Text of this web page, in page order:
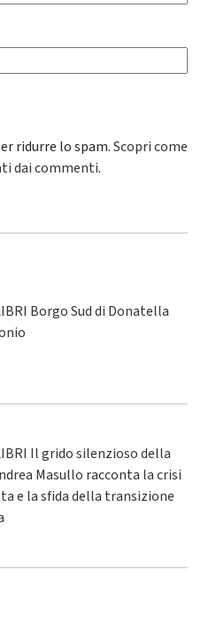
ridurre lo spam.Scopri come
dai commenti.
Borgo Sud di Donatella
Il grido silenzioso della
Masullo racconta la crisi
e la sfida della transizione